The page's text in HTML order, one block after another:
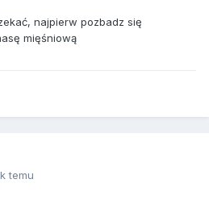
najpierw pozbadz się
mięśniową
temu